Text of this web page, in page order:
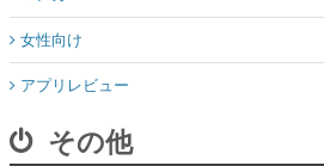
その他
電ファミニコゲーマーとは？
媒体資料はこちら